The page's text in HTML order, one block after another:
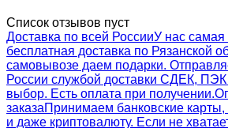
Список отзывов пуст
Доставка по всей РоссииУ нас самая
бесплатная доставка по Рязанской
самовывозе даем подарки.
России службой доставки СДЕК,
выбор. Есть оплата при получении.
заказаПринимаем банковские карты,
и даже криптовалюту. Если не